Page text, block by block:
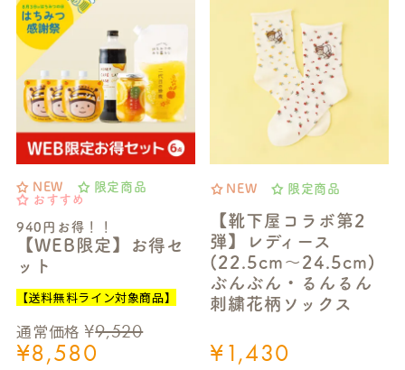
940円お得！！
【WEB限定】お得セ
ット
NEW
限定商品
おすすめ
通常価格 ¥9,520
¥8,580
【送料無料ライン対象商品】
【靴下屋コラボ第2
弾】レディース
(22.5cm～24.5cm)
ぶんぶん・るんるん
刺繍花柄ソックス
NEW 限定商品
¥1,430